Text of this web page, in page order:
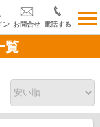
ン お問合せ 電話する
覧